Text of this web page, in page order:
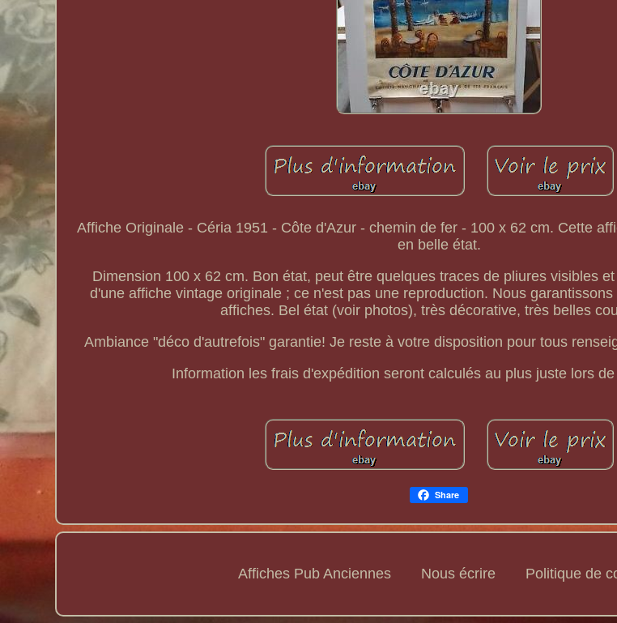
Affiche Originale - Céria 1951 - Côte d'Azur - chemin de fer - 100 x 62 cm. Cette
en belle état.
Dimension 100 x 62 cm. Bon état, peut être quelques traces de pliures visibles
d'une affiche vintage originale ; ce n'est pas une reproduction. Nous
affiches. Bel état (voir photos), très décorative, très belles
Ambiance "déco d'autrefois" garantie! Je reste à votre disposition pour tous
Information les frais d'expédition seront calculés au plus juste lors
Share
Affiches Pub Anciennes Nous écrire Politique de